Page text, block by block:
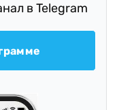
в Telegram